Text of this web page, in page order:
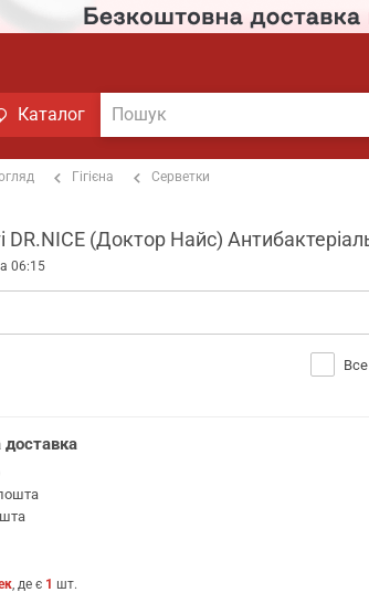
Каталог
Гігієна Серветки
DR.NICE (Доктор Найс)
06:15
, де є 1 шт.